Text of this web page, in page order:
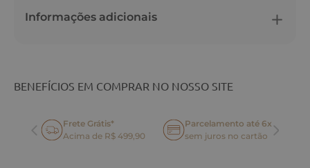
Informações adicionais
BENEFÍCIOS EM COMPRAR NO NOSSO SITE
Frete Grátis*
Acima de R$ 499,90
Parcelamento até 6x
sem juros no cartão